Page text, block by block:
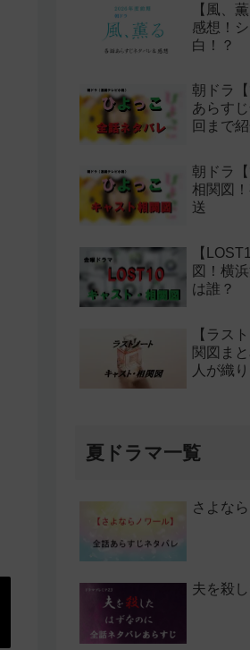
【風、
感想！
白！？
朝ドラ
あらす
回まで
朝ドラ
相関図
送
【
図！横
は誰？
【ラス
関図ま
人が織
夏ドラマ一覧
さよな
夫を殺